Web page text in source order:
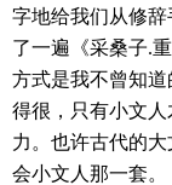
字地给我们从修
了一遍《采桑子.
方式是我不曾知
得很，只有小文
力。也许古代的
会小文人那一套。